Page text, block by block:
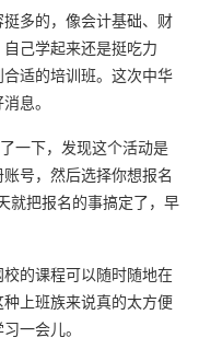
多的，像会计基础、财
己学起来还是挺吃力
适的培训班。这次中华
息。
一下，发现这个活动是
号，然后选择你想报名
就把报名的事搞定了，早
的课程可以随时随地在
上班族来说真的太方便
一会儿。